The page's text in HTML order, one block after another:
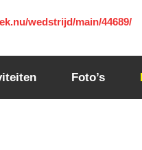
wedstrijd/main/44689/
Foto’s